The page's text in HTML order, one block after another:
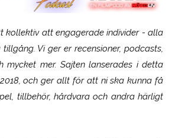
kollektiv att engagerade individer - alla
Vi ger er recensioner, podcasts,
mycket mer. Sajten lanserades i detta
och ger allt för att ni ska kunna få
tillbehör, hårdvara och andra härligt